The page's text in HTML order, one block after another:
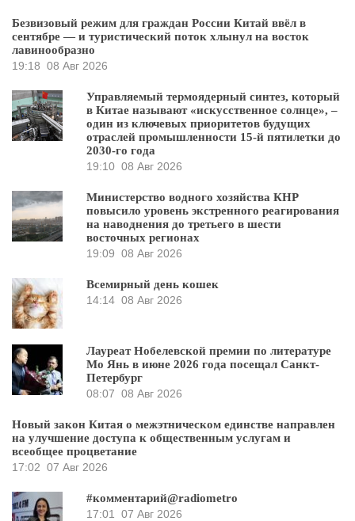
Безвизовый режим для граждан России Китай ввёл в
сентябре — и туристический поток хлынул на восток
лавинообразно
19:18 08 Авг 2026
Управляемый термоядерный синтез, который
в Китае называют «искусственное солнце», –
один из ключевых приоритетов будущих
отраслей промышленности 15-й пятилетки до
2030-го года
19:10 08 Авг 2026
Министерство водного хозяйства КНР
повысило уровень экстренного реагирования
на наводнения до третьего в шести
восточных регионах
19:09 08 Авг 2026
Всемирный день кошек
14:14 08 Авг 2026
Лауреат Нобелевской премии по литературе
Мо Янь в июне 2026 года посещал Санкт-
Петербург
08:07 08 Авг 2026
Новый закон Китая о межэтническом единстве направлен
на улучшение доступа к общественным услугам и
всеобщее процветание
17:02 07 Авг 2026
#комментарий@radiometro
17:01
07 Авг 2026